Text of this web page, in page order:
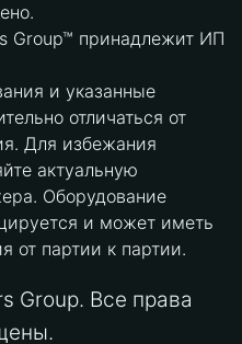
Group™ принадлежит ИП
и указанные
отличаться от
Для избежания
актуальную
Оборудование
и может иметь
от партии к партии.
Group. Все права